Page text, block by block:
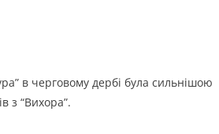
в черговому дербі була сильнішою
з “Вихора”.